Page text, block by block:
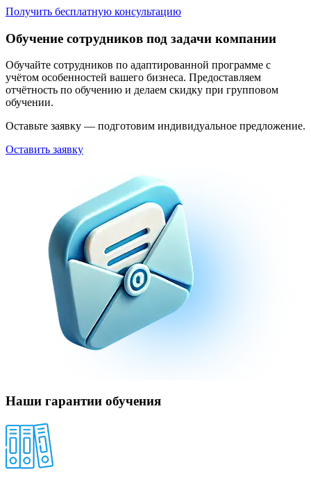
Получить бесплатную консультацию
Обучение сотрудников под задачи компании
Обучайте сотрудников по адаптированной программе с
учётом особенностей вашего бизнеса. Предоставляем
отчётность по обучению и делаем скидку при групповом
обучении.
Оставьте заявку — подготовим индивидуальное предложение.
Оставить заявку
Наши гарантии обучения